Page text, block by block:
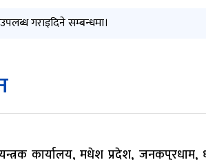
को आर्थिक कारोबारको खाताबन्दी तथा
गराइदिने सम्बन्धमा।
खरिद ऐन, २०६३
को दोस्रो त्रैमासिक सम्मको सूचनाको हक
कार्यालय, मधेश प्रदेश, जनकपुरधाम,